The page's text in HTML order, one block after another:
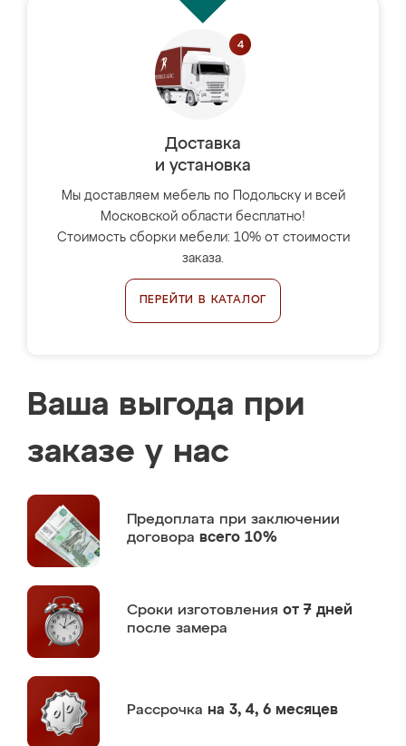
Доставка
и установка
Мы доставляем мебель по Подольску и всей
Московской области бесплатно!
Стоимость сборки мебели: 10% от стоимости
заказа.
ПЕРЕЙТИ В КАТАЛОГ
Ваша выгода при
заказе у нас
Предоплата при заключении
договора всего 10%
Сроки изготовления от 7 дней
после замера
Рассрочка на 3, 4, 6 месяцев